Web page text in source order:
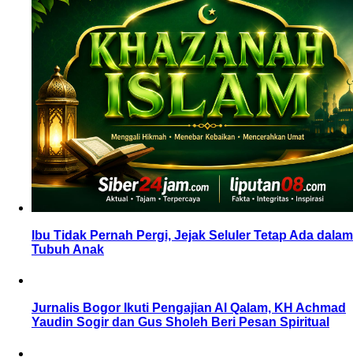
Ibu Tidak Pernah Pergi, Jejak Seluler Tetap Ada dalam
Tubuh Anak
Jurnalis Bogor Ikuti Pengajian Al Qalam, KH Achmad
Yaudin Sogir dan Gus Sholeh Beri Pesan Spiritual